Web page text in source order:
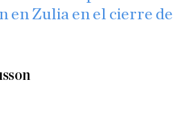
en Zulia en el cierre de